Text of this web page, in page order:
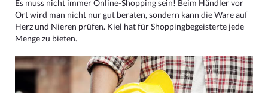
Es muss nicht immer Online-Shopping sein! Beim Händler vor
Ort wird man nicht nur gut beraten, sondern kann die Ware auf
Herz und Nieren prüfen. Kiel hat für Shoppingbegeisterte jede
Menge zu bieten.